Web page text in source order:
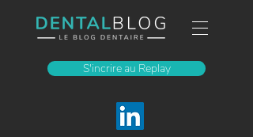
S'incrire au Replay